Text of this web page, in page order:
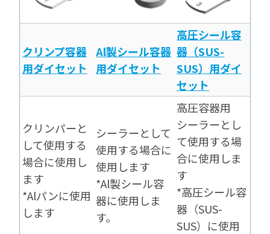
クリンプ容器
用ダイセット
Al製シール容器
用ダイセット
高圧シール容
器（SUS-
SUS）用ダイ
セット
クリンパーと
して使用する
場合に使用し
ます
*Alパンに使用
します
シーラーとして
使用する場合に
使用します
*Al製シール容
器に使用しま
す。
高圧容器用
シーラーとし
て使用する場
合に使用しま
す
*高圧シール容
器（SUS-
SUS）に使用